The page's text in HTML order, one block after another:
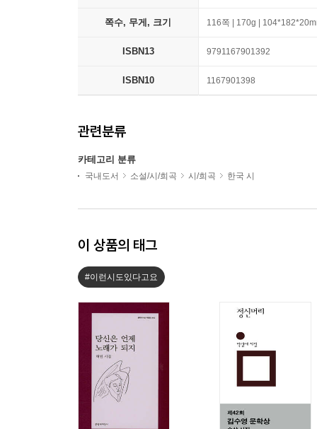
쪽수, 무게, 크기 116쪽 | 170g |
ISBN13 9791167901392
ISBN10 1167901398
관련분류
카테고리 분류
국내도서 소설/시/희곡 시/희곡 한국 시
이 상품의 태그
#이런시도있다고요